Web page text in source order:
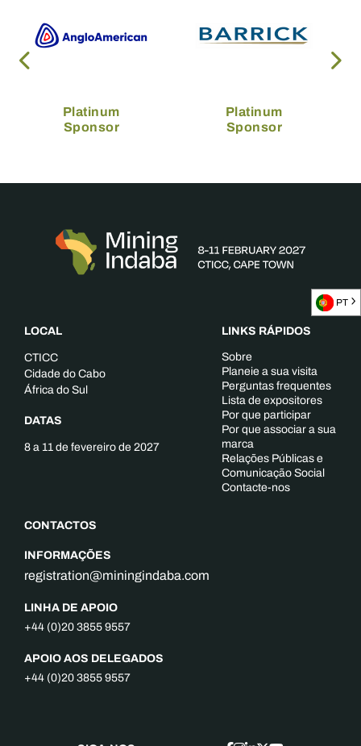
Platinum
Sponsor
Platinum
Sponsor
LOCAL
CTICC
Cidade do Cabo
África do Sul
DATAS
8 a 11 de fevereiro de 2027
CONTACTOS
INFORMAÇÕES
registration@miningindaba.com
LINHA DE APOIO
+44 (0)20 3855 9557
APOIO AOS DELEGADOS
+44 (0)20 3855 9557
LINKS RÁPIDOS
Sobre
Planeie a sua visita
Perguntas frequentes
Lista de expositores
Por que participar
Por que associar a sua
marca
Relações Públicas e
Comunicação Social
Contacte-nos
PT